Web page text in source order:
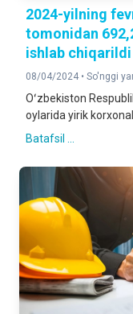
2024-yilning
tomonidan
ishlab chiqarildi
08/04/2024 • So'nggi
Oʻzbekiston
oylarida yirik
Batafsil ...